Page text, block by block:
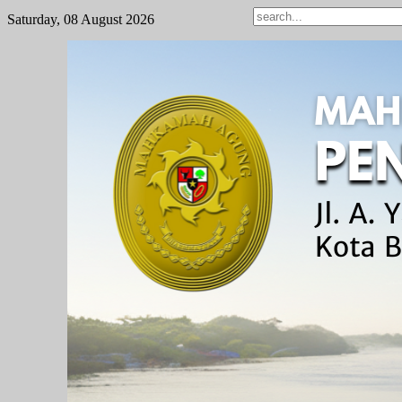
Saturday, 08 August 2026